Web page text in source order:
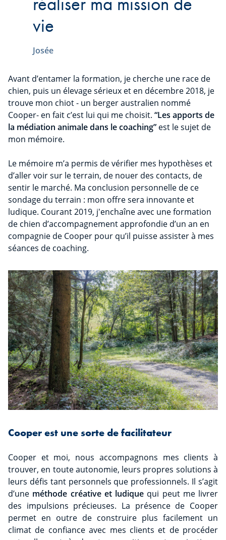
vie
Josée
Avant d’entamer la formation, je cherche une race de
chien, puis un élevage sérieux et en décembre 2018, je
trouve mon chiot - un berger australien nommé
Cooper- en fait c’est lui qui me choisit. “Les apports de
la médiation animale dans le coaching” est le sujet de
mon mémoire.
Le mémoire m’a permis de vérifier mes hypothèses et
d’aller voir sur le terrain, de nouer des contacts, de
sentir le marché. Ma conclusion personnelle de ce
sondage du terrain : mon offre sera innovante et
ludique. Courant 2019, j'enchaîne avec une formation
de chien d’accompagnement approfondie d’un an en
compagnie de Cooper pour qu’il puisse assister à mes
séances de coaching.
Cooper est une sorte de facilitateur
Cooper et moi, nous accompagnons mes clients à
trouver, en toute autonomie, leurs propres solutions à
leurs défis tant personnels que professionnels. Il s’agit
d’une méthode créative et ludique qui peut me livrer
des impulsions précieuses. La présence de Cooper
permet en outre de construire plus facilement un
climat de confiance avec mes clients et de procéder